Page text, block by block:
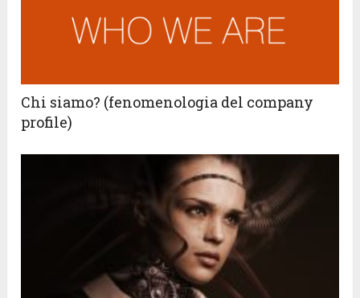
Chi siamo? (fenomenologia del company
profile)